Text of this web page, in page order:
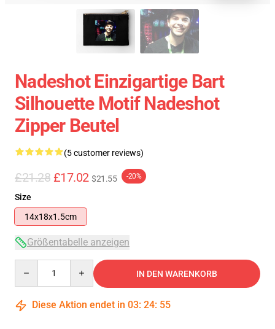
Nadeshot Einzigartige Bart
Silhouette Motif Nadeshot
Zipper Beutel
(5 customer reviews)
£21.28 £17.02 $21.55 -20%
Size
14x18x1.5cm
Größentabelle anzeigen
IN DEN WARENKORB
Diese Aktion endet in 03: 24: 55